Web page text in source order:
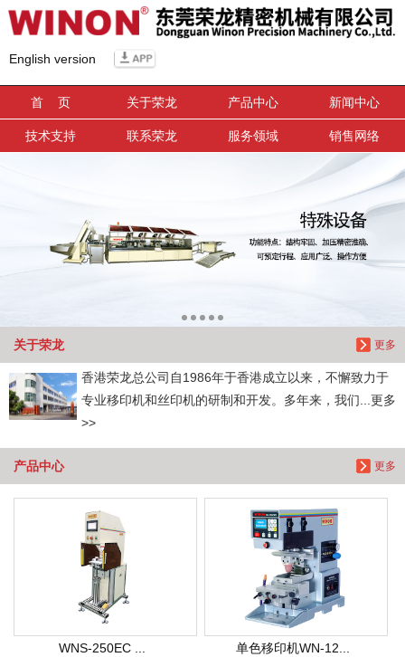
English version
首 页 关于荣龙 产品中心 新闻中心
技术支持 联系荣龙 服务领域 销售网络
更多
关于荣龙
香港荣龙总公司自1986年于香港成立以来，不懈致力于
专业移印机和丝印机的研制和开发。多年来，我们...更多
>>
更多
产品中心
WNS-250EC ... 单色移印机WN-12...
信息搜索
搜索